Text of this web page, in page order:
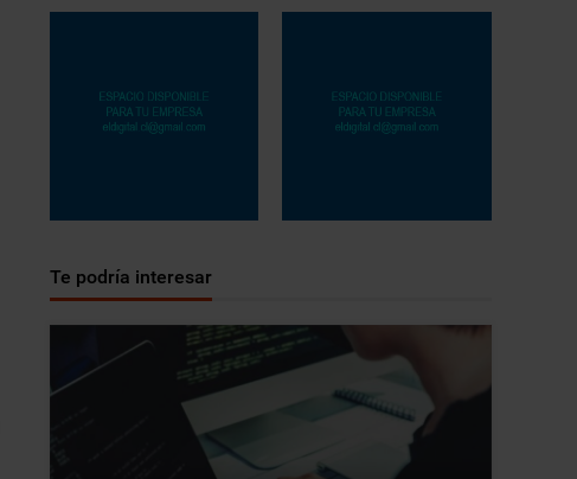
Te podría interesar